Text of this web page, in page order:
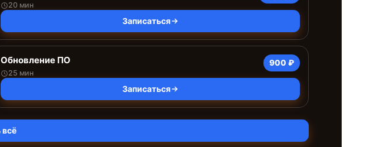
20 мин
Записаться
Обновление ПО
25 мин
900 ₽
Записаться
всё